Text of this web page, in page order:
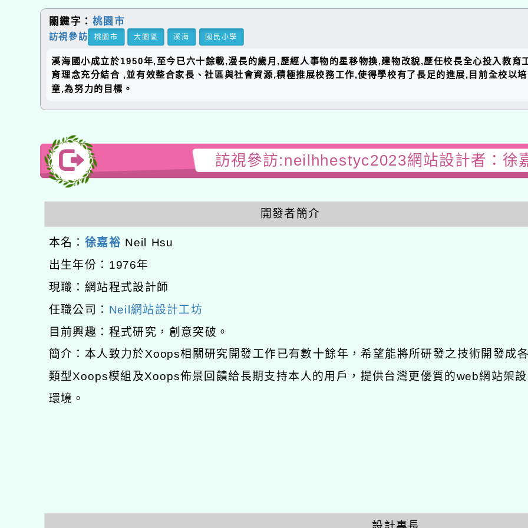
關鍵字： 桃園市
訪視參訪 桃園市 大園區 溪海 國民小學
溪海國小成立於1950年,至今已六十餘載,漫長的歲月,歷經人事物的星移物換,建物改貌,歷任校長全心投入教育
育理念充分結合 ,並有效整合家長、社區與社會資源,積極推展校務工作,使得學校有了長足的進展,目前全校以
童,為努力的目標。
訪視參訪:neilhhestyc2023網站設計者：徐
開發者簡介
本名： 徐嘉裕 Neil Hsu
出生年份：1976年
現職：網站程式設計師
任職公司： Neil網站設計工坊
目前興趣：程式研究，創意突破。
簡介：本人致力於Xoops相關研究開發工作已有數十餘年，希望能將所研發之技術開發成
類型Xoops模組及Xoops佈景回饋給長期支持本人的用戶，提供台灣更優質的web網站架設
環境。